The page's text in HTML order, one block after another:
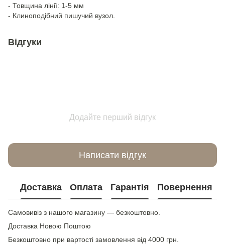
- Товщина лінії: 1-5 мм
- Клиноподібний пишучий вузол.
Відгуки
Додайте перший відгук
Написати відгук
Доставка Оплата Гарантія Повернення
Самовивіз з нашого магазину — безкоштовно.
Доставка Новою Поштою
Безкоштовно при вартості замовлення від 4000 грн.